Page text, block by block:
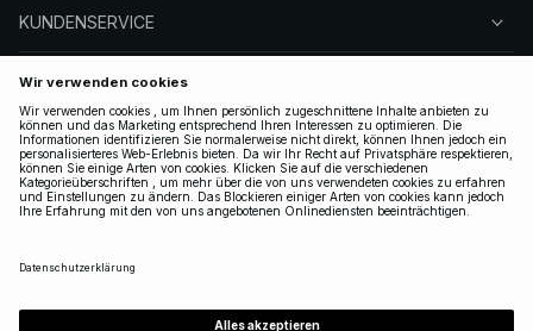
KUNDENSERVICE
ÜBER NA-KD
FOLGEN SIE UNS
LEGAL